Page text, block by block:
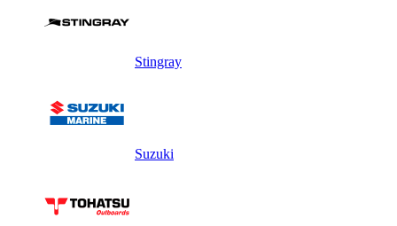
Stingray
Suzuki